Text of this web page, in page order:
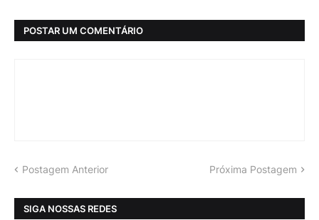
POSTAR UM COMENTÁRIO
Postagem Anterior Próxima Postagem
SIGA NOSSAS REDES